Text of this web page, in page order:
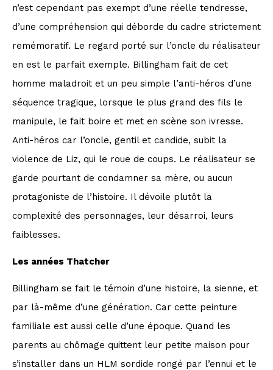
n’est cependant pas exempt d’une réelle tendresse,
d’une compréhension qui déborde du cadre strictement
remémoratif. Le regard porté sur l’oncle du réalisateur
en est le parfait exemple. Billingham fait de cet
homme maladroit et un peu simple l’anti-héros d’une
séquence tragique, lorsque le plus grand des fils le
manipule, le fait boire et met en scène son ivresse.
Anti-héros car l’oncle, gentil et candide, subit la
violence de Liz, qui le roue de coups. Le réalisateur se
garde pourtant de condamner sa mère, ou aucun
protagoniste de l’histoire. Il dévoile plutôt la
complexité des personnages, leur désarroi, leurs
faiblesses.
Les années Thatcher
Billingham se fait le témoin d’une histoire, la sienne, et
par là-même d’une génération. Car cette peinture
familiale est aussi celle d’une époque. Quand les
parents au chômage quittent leur petite maison pour
s’installer dans un HLM sordide rongé par l’ennui et le